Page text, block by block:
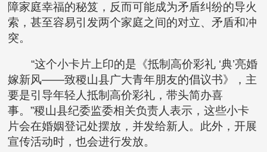
障家庭幸福的秘笈，反而可能成为矛盾纠纷的导火
索，甚至容易引发两个家庭之间的对立、矛盾和冲
突。
“这个小卡片上印的是《抵制高价彩礼 ‘典’亮婚
嫁新风——致稷山县广大青年朋友的倡议书》，主
要是引导年轻人抵制高价彩礼，带头简办喜
事。”稷山县纪委监委相关负责人表示，这些小卡
片会在婚姻登记处摆放，并发给新人。此外，开展
宣传活动时，也会进行发放。